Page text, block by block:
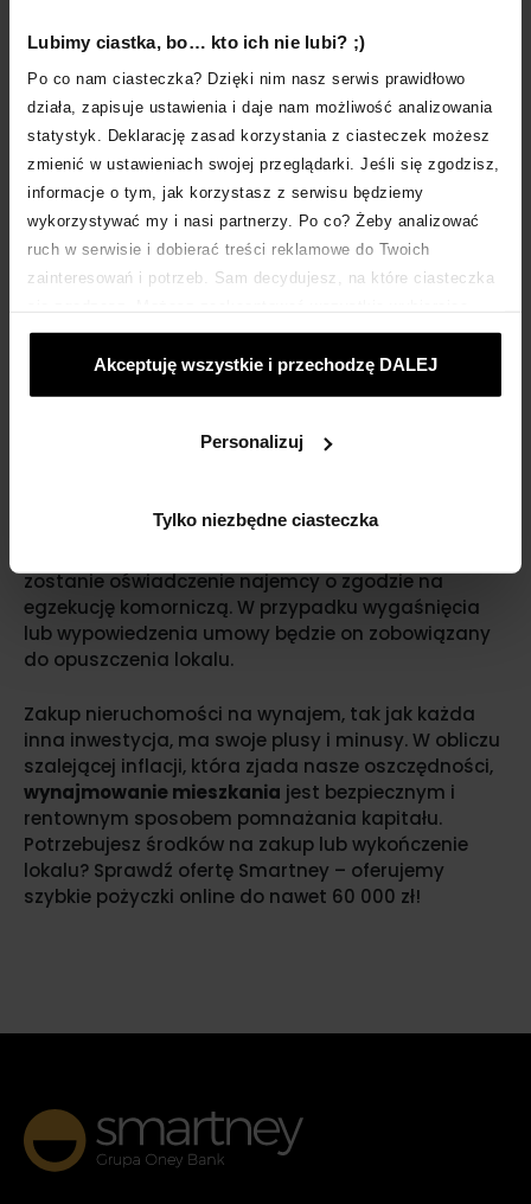
Lubimy ciastka, bo… kto ich nie lubi? ;)
Po co nam ciasteczka? Dzięki nim nasz serwis prawidłowo
działa, zapisuje ustawienia i daje nam możliwość analizowania
statystyk. Deklarację zasad korzystania z ciasteczek możesz
zmienić w ustawieniach swojej przeglądarki. Jeśli się zgodzisz,
informacje o tym, jak korzystasz z serwisu będziemy
wykorzystywać my i nasi partnerzy. Po co? Żeby analizować
ruch w serwisie i dobierać treści reklamowe do Twoich
zainteresowań i potrzeb. Sam decydujesz, na które ciasteczka
„Akceptuje wszystkie i przechodzę DALEJ”; dostosować
ciasteczka używając opcji „Personalizuj”; odmówić ciasteczek,
które nie są niezbędne: klikając „Tylko niezbędne ciasteczka”.
Akceptuję wszystkie i przechodzę DALEJ
Personalizuj
Tylko niezbędne ciasteczka
odświeżenia. Popularnym rozwiązaniem jest kaucja,
wynosi ona wysokość jednomiesięcznego czynszu
ustalonego dla oddanego nawynajem
mieszkania.
Na co jeszcze uważać podczas
wynajmu mieszkania?
Przed nieuczciwymi praktykami lokatorów można
kwotę czynszu, koszty ponoszone przez najemców,
zasady ponoszenia tych kosztów, sposób i daty
Warto więc podpisać u notariusza dodatkową
zostanie oświadczenie najemcy o zgodzie na
egzekucję komorniczą. W przypadku wygaśnięcia
lub wypowiedzenia umowy będzie on zobowiązany
do opuszczenia lokalu.
Zakup nieruchomości na wynajem, tak jak każda
inna inwestycja, ma swoje plusy i minusy. W obliczu
szalejącej inflacji, która zjada nasze oszczędności,
wynajmowanie mieszkania jest bezpiecznym i
rentownym sposobem pomnażania kapitału.
Potrzebujesz środków na zakup lub wykończenie
lokalu? Sprawdź ofertę Smartney – oferujemy
szybkie pożyczki online do nawet 60 000 zł!